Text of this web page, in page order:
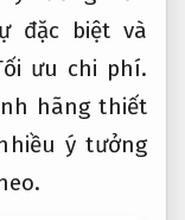
đặc biệt và
ưu chi phí.
hãng thiết
ý tưởng